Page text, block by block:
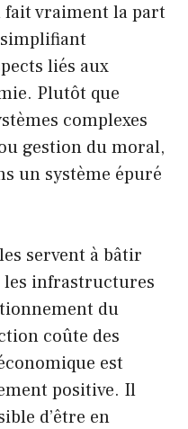
fait vraiment la part
liés aux
Plutôt que
complexes
gestion du moral,
un système épuré
servent à bâtir
les infrastructures
du
coûte des
est
positive. Il
d’être en